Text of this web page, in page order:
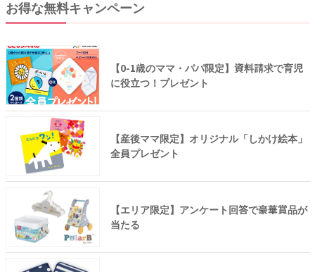
お得な無料キャンペーン
【0-1歳のママ・パパ限定】資料請求で育児
に役立つ！プレゼント
【産後ママ限定】オリジナル「しかけ絵本」
全員プレゼント
【エリア限定】アンケート回答で豪華賞品が
当たる